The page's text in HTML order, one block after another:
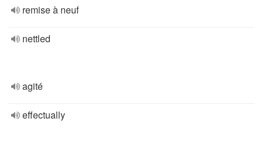
remise à neuf
nettled
agité
effectually